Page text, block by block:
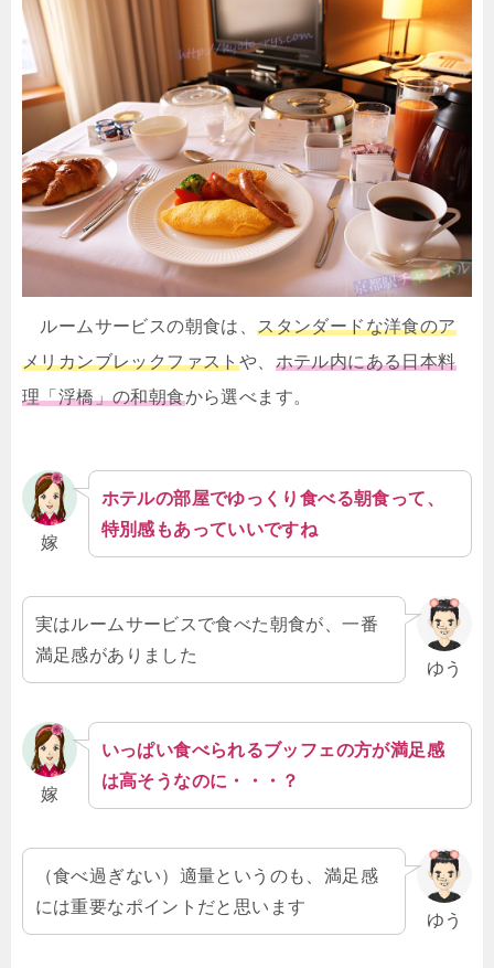
ルームサービスの朝食は、スタンダードな洋食のア
メリカンブレックファストや、 ホテル内にある日本料
理「浮橋」の和朝食から選べます。
嫁
ホテルの部屋でゆっくり食べる朝食って、
特別感もあっていいですね
ゆう
実はルームサービスで食べた朝食が、一番
満足感がありました
嫁
いっぱい食べられるブッフェの方が満足感
は高そうなのに・・・？
ゆう
（食べ過ぎない）適量というのも、満足感
には重要なポイントだと思います